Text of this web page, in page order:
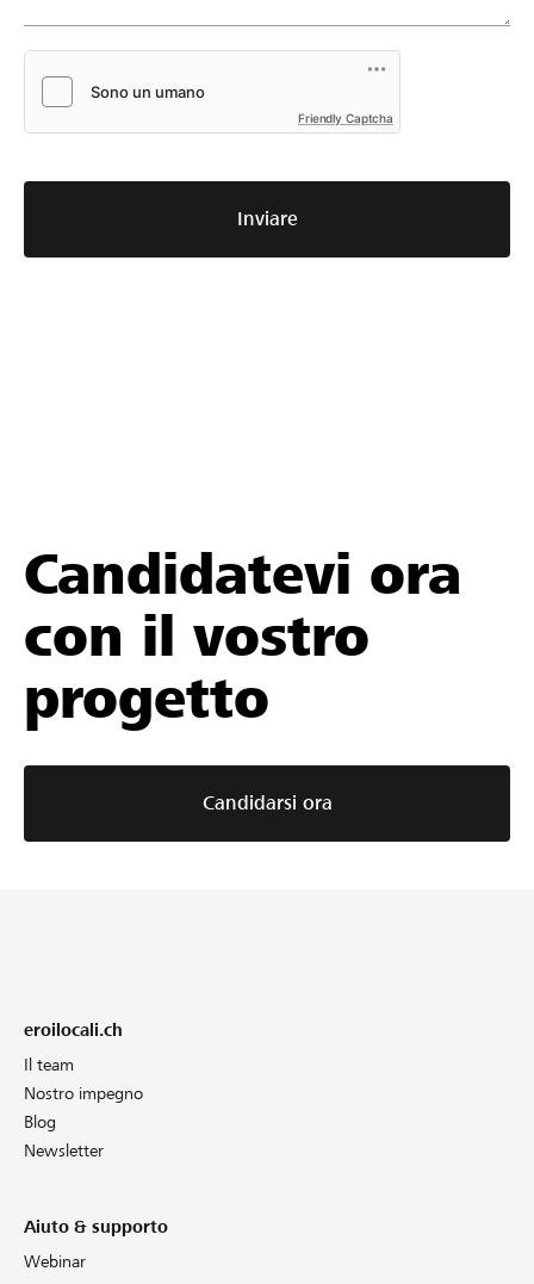
Friendly Captcha
Inviare
Candidatevi ora
con il vostro
progetto
Candidarsi ora
eroilocali.ch
Il team
Nostro impegno
Blog
Newsletter
Aiuto & supporto
Webinar